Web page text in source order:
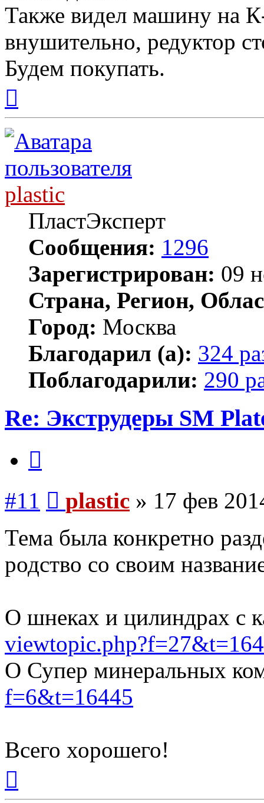
Также видел машину на
внушительно, редуктор
Будем покупать.
началу
plastic
ПластЭксперт
Сообщения: 1296
Зарегистрирован: 09
Страна, Регион,
Город: Москва
Благодарил (а): 324
Поблагодарили: 290
Re: Экструдеры SM
#11 plastic » 17 фев
Тема была конкретно
родство со своим
О шнеках и цилиндрах с
О Супер минеральных
f=6&t=16445
Всего хорошего!
началу